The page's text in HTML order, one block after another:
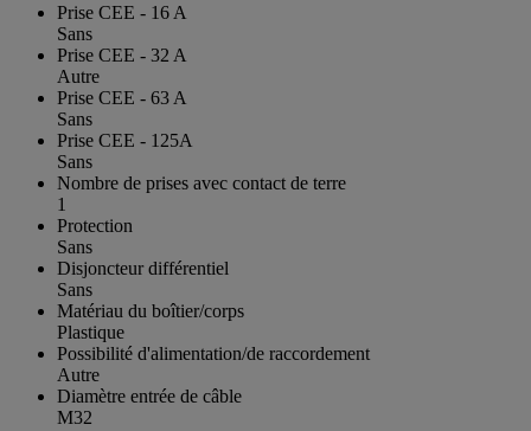
Prise CEE - 16 A
Sans
Prise CEE - 32 A
Autre
Prise CEE - 63 A
Sans
Prise CEE - 125A
Sans
Nombre de prises avec contact de terre
1
Protection
Sans
Disjoncteur différentiel
Sans
Matériau du boîtier/corps
Plastique
Possibilité d'alimentation/de raccordement
Autre
Diamètre entrée de câble
M32